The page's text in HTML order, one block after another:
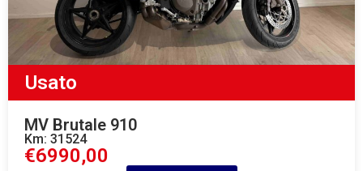
Usato
MV Brutale 910
Km: 31524
€6990,00